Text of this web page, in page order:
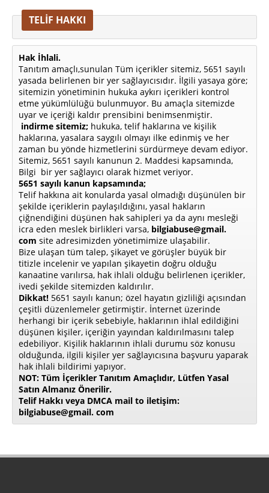
TELİF HAKKI
Hak İhlali.
Tanıtım amaçlı,sunulan Tüm içerikler sitemiz, 5651 sayılı
yasada belirlenen bir yer sağlayıcısıdır. İlgili yasaya göre;
sitemizin yönetiminin hukuka aykırı içerikleri kontrol
etme yükümlülüğü bulunmuyor. Bu amaçla sitemizde
uyar ve içeriği kaldır prensibini benimsenmiştir.
indirme sitemiz; hukuka, telif haklarına ve kişilik
haklarına, yasalara saygılı olmayı ilke edinmiş ve her
zaman bu yönde hizmetlerini sürdürmeye devam ediyor.
Sitemiz, 5651 sayılı kanunun 2. Maddesi kapsamında,
Bilgi bir yer sağlayıcı olarak hizmet veriyor.
5651 sayılı kanun kapsamında;
Telif hakkına ait konularda yasal olmadığı düşünülen bir
şekilde içeriklerin paylaşıldığını, yasal hakların
çiğnendiğini düşünen hak sahipleri ya da aynı mesleği
icra eden meslek birlikleri varsa, bilgiabuse@gmail.
com site adresimizden yönetimimize ulaşabilir.
Bize ulaşan tüm talep, şikayet ve görüşler büyük bir
titizle incelenir ve yapılan şikayetin doğru olduğu
kanaatine varılırsa, hak ihlali olduğu belirlenen içerikler,
ivedi şekilde sitemizden kaldırılır.
Dikkat! 5651 sayılı kanun; özel hayatın gizliliği açısından
çeşitli düzenlemeler getirmiştir. İnternet üzerinde
herhangi bir içerik sebebiyle, haklarının ihlal edildiğini
düşünen kişiler, içeriğin yayından kaldırılmasını talep
edebiliyor. Kişilik haklarının ihlali durumu söz konusu
olduğunda, ilgili kişiler yer sağlayıcısına başvuru yaparak
hak ihlali bildirimi yapıyor.
NOT: Tüm İçerikler Tanıtım Amaçlıdır, Lütfen Yasal
Satın Almanız Önerilir.
Telif Hakkı veya DMCA mail to iletişim:
bilgiabuse@gmail. com